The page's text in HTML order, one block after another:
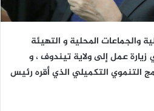
والجماعات المحلية و التهيئة
زيارة عمل إلى ولاية تيندوف ، و
التنموي التكميلي الذي أقره رئيس